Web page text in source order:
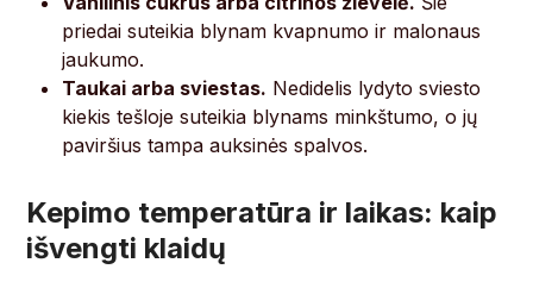
priedai suteikia blynam kvapnumo ir malonaus
jaukumo.
Taukai arba sviestas. Nedidelis lydyto sviesto
kiekis tešloje suteikia blynams minkštumo, o jų
paviršius tampa auksinės spalvos.
Kepimo temperatūra ir laikas: kaip
išvengti klaidų